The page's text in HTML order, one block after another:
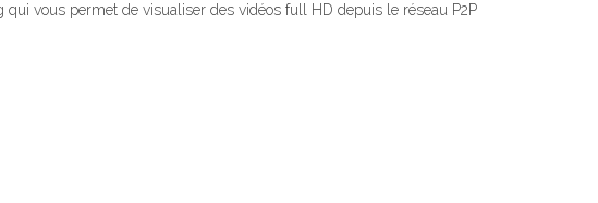
vous permet de visualiser des vidéos full HD depuis le réseau P2P